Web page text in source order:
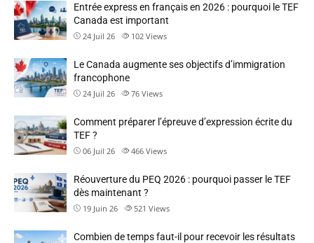
Entrée express en français en 2026 : pourquoi le TEF
Canada est important
24 Juil 26 102 Views
Le Canada augmente ses objectifs d’immigration
francophone
24 Juil 26 76 Views
Comment préparer l’épreuve d’expression écrite du
TEF ?
06 Juil 26 466 Views
Réouverture du PEQ 2026 : pourquoi passer le TEF
dès maintenant ?
19 Juin 26 521 Views
Combien de temps faut-il pour recevoir les résultats